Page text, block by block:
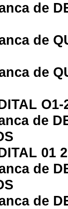
de
de
de
O1-
de
01
de
de